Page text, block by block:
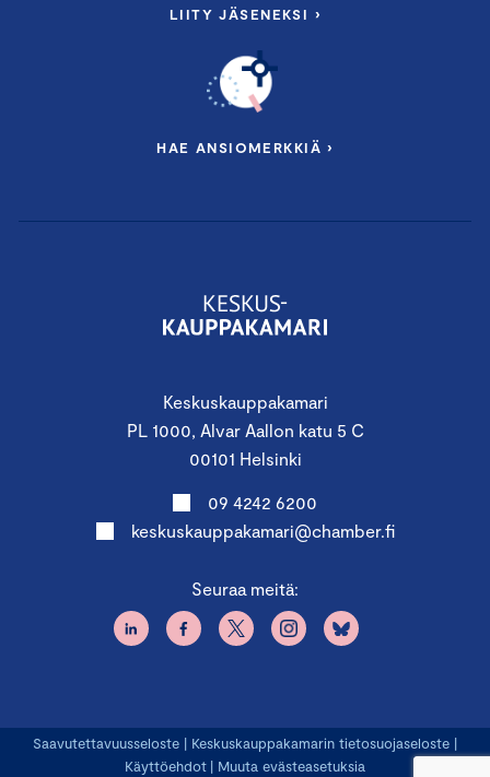
Keskuskauppakamari
PL 1000, Alvar Aallon katu 5 C
00101 Helsinki
09 4242 6200
keskuskauppakamari@chamber.fi
Seuraa meitä:
LIITY JÄSENEKSI ›
HAE ANSIOMERKKIÄ ›
Saavutettavuusseloste | Keskuskauppakamarin tietosuojaseloste |
Käyttöehdot | Muuta evästeasetuksia